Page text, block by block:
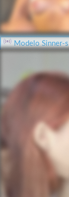
Modelo Sinner-s